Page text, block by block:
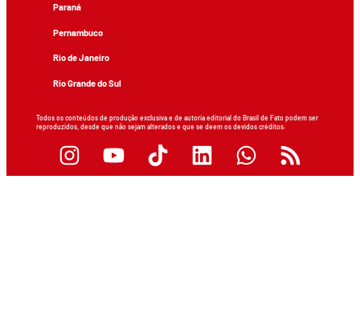
Paraná
Pernambuco
Rio de Janeiro
Rio Grande do Sul
Todos os conteúdos de produção exclusiva e de autoria editorial do Brasil de Fato podem ser
reproduzidos, desde que não sejam alterados e que se deem os devidos créditos.